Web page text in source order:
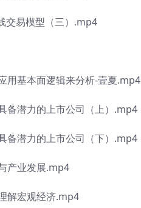
交易模型（三）.mp4
用基本面逻辑来分析-壹夏.mp4
备潜力的上市公司（上）.mp4
备潜力的上市公司（下）.mp4
产业发展.mp4
解宏观经济.mp4